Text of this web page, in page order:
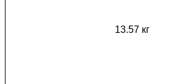
13.57 кг